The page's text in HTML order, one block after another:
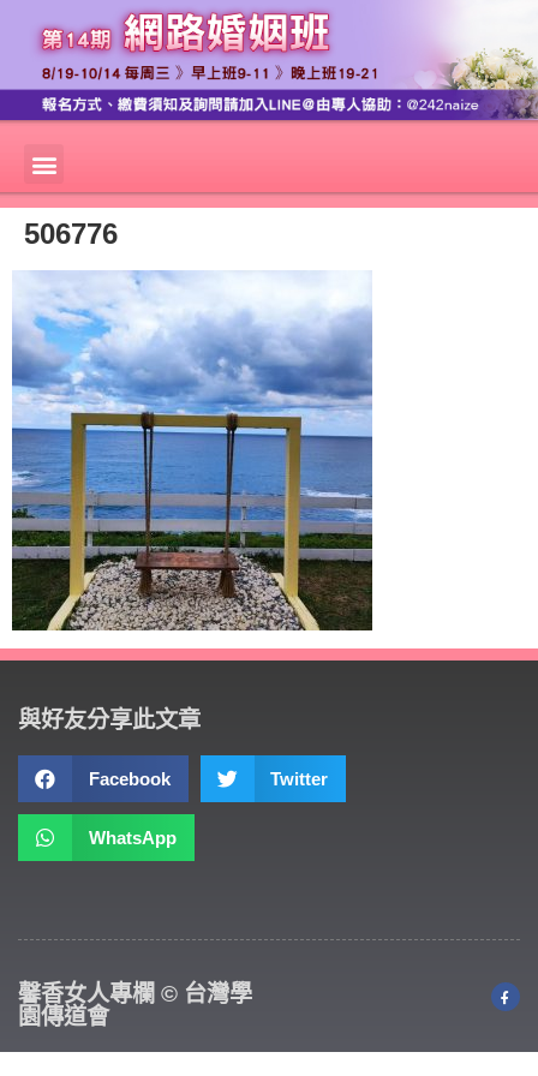
506776
與好友分享此文章
Facebook Twitter
WhatsApp
馨香女人專欄 © 台灣學
園傳道會